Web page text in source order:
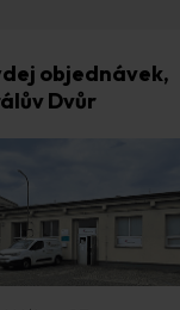
objednávek,
Dvůr